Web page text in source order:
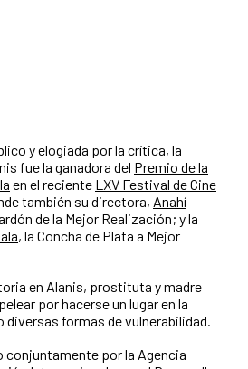
y elogiada por la crítica, la
fue la ganadora del Premio de la
en el reciente LXV Festival de Cine
también su directora, Anahí
de la Mejor Realización; y la
, la Concha de Plata a Mejor
en Alanis, prostituta y madre
por hacerse un lugar en la
diversas formas de vulnerabilidad.
por la Agencia